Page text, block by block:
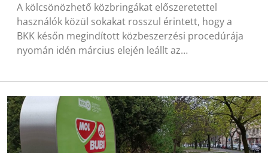
A kölcsönözhető közbringákat előszeretettel
használók közül sokakat rosszul érintett, hogy a
BKK későn megindított közbeszerzési procedúrája
nyomán idén március elején leállt az…